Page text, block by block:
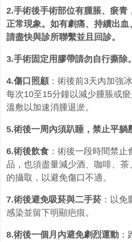
2.手術後手術部位有腫脹、瘀青
正常現象。如有劇痛、持續出血
請盡快與診所聯繫並且回診。
3.手術固定用膠帶請勿自行撕除。
4.傷口照顧：術後前3天內加強
每次10至15分鐘以減少腫脹或
溫敷以加速消腫退淤。
5.術後一周內須趴睡，禁止平躺
6.術後飲食 ：術後一段時間禁
品，也須盡量減少酒、咖啡、
的攝取，以避免傷口不適。
7.術後避免吸菸與二手菸：以免
感染並留下明顯疤痕。
8.術後一個月內避免劇烈運動